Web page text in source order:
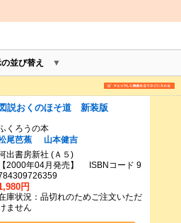
並び替え
図説おくのほそ道 新装版
くろうの本
尾芭蕉
山本健吉
出書房新社 (Ａ５)
【2000年04月発売】 ISBNコード 9
円
庫状況：品切れのためご注文いただ
ません